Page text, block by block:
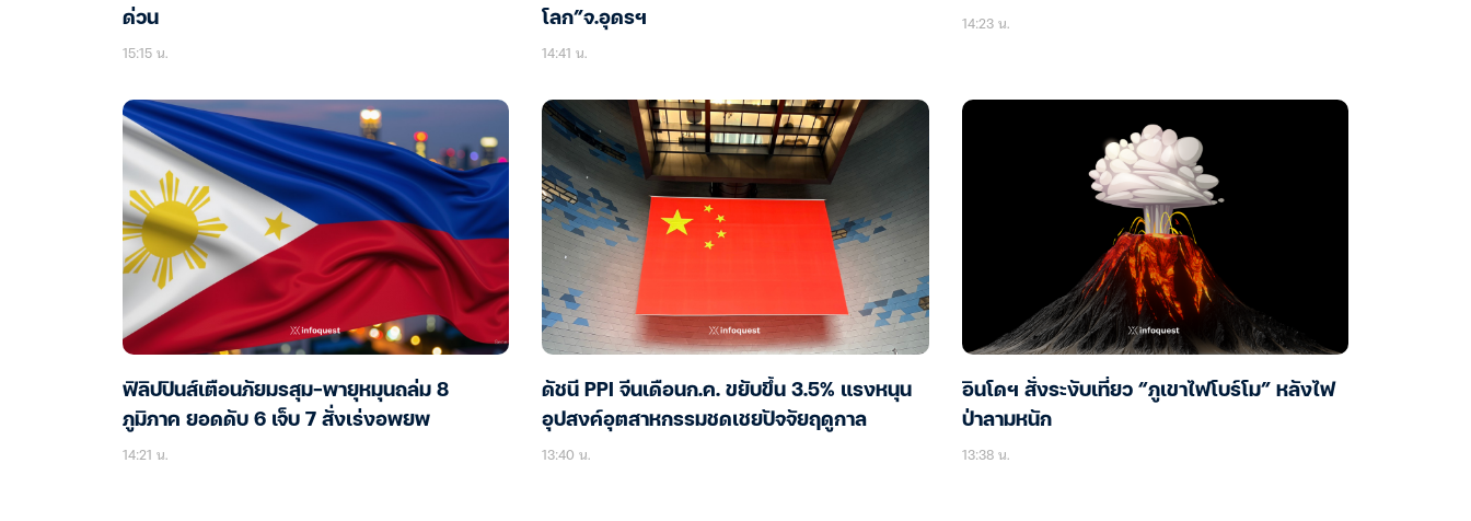
ด่วน
15:15 น.
โลก”จ.อุดรฯ
14:41 น.
14:23 น.
ฟิลิปปินส์เตือนภัยมรสุม-พายุหมุนถล่ม 8
ภูมิภาค ยอดดับ 6 เจ็บ 7 สั่งเร่งอพยพ
14:21 น.
ดัชนี PPI จีนเดือนก.ค. ขยับขึ้น 3.5% แรงหนุน
อุปสงค์อุตสาหกรรมชดเชยปัจจัยฤดูกาล
13:40 น.
อินโดฯ สั่งระงับเที่ยว “ภูเขาไฟโบร์โม” หลังไฟ
ป่าลามหนัก
13:38 น.